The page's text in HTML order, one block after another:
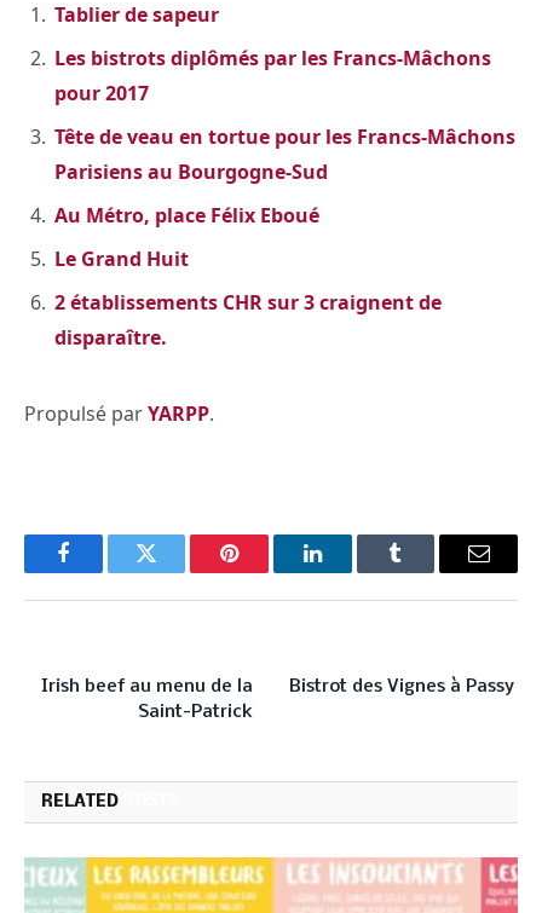
Tablier de sapeur
Les bistrots diplômés par les Francs-Mâchons
pour 2017
Tête de veau en tortue pour les Francs-Mâchons
Parisiens au Bourgogne-Sud
Au Métro, place Félix Eboué
Le Grand Huit
2 établissements CHR sur 3 craignent de
disparaître.
Propulsé parYARPP.
FacebookTwitter Pinterest LinkedInTumblr Email
Irish beef au menu de la
Saint-Patrick
Bistrot des Vignes à Passy
RELATED